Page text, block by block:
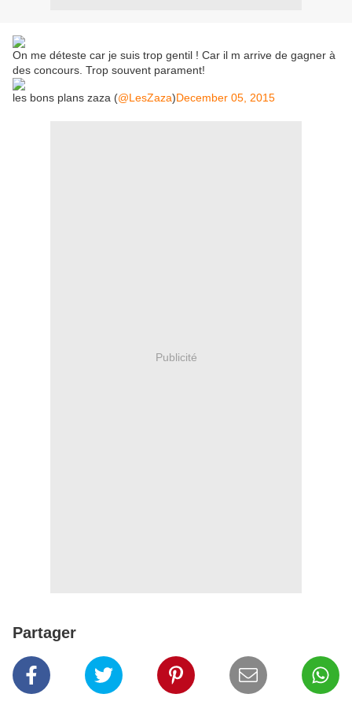
On me déteste car je suis trop gentil ! Car il m arrive de gagner à
des concours. Trop souvent parament!
les bons plans zaza (@LesZaza)December 05, 2015
Publicité
Partager